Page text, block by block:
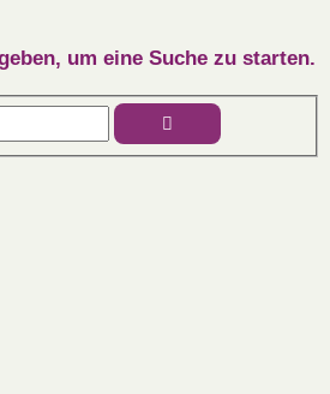
um eine Suche zu starten.